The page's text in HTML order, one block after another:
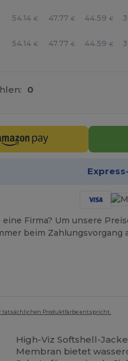
54.14 € 47.77 € 44.59 €
54.14 € 47.77 € 44.59 €
0
eine Firma? Um unsere
beim Zahlungsvorgang
tatsächlichen Produktfarbe entspricht.
High-Viz Softshell-
Membran bietet